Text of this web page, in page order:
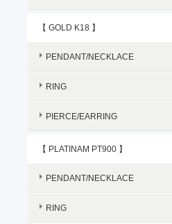
【 GOLD K18 】
PENDANT/NECKLACE
RING
PIERCE/EARRING
【 PLATINAM PT900 】
PENDANT/NECKLACE
RING